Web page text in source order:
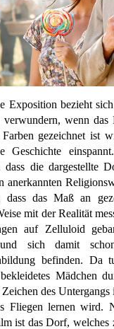
Exposition bezieht
verwundern, wenn
Farben gezeichnet ist
Geschichte
dass die dargestellte
anerkannten
dass das Maß an
mit der Realität
auf Zelluloid
sich damit
befinden. Da
Mädchen
Zeichen des
Fliegen lernen wird.
ist das Dorf, welches